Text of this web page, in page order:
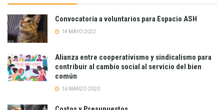
Convocatoria a voluntarios para Espacio ASH
14 MAYO 2022
Alianza entre cooperativismo y sindicalismo para
contribuir al cambio social al servicio del bien
común
16 MARZO 2020